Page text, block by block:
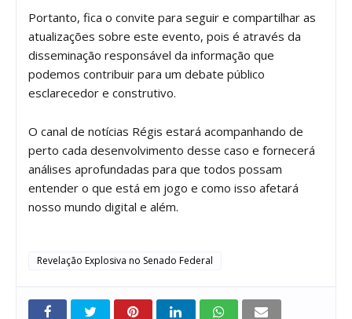
Portanto, fica o convite para seguir e compartilhar as
atualizações sobre este evento, pois é através da
disseminação responsável da informação que
podemos contribuir para um debate público
esclarecedor e construtivo.
O canal de notícias Régis estará acompanhando de
perto cada desenvolvimento desse caso e fornecerá
análises aprofundadas para que todos possam
entender o que está em jogo e como isso afetará
nosso mundo digital e além.
Revelação Explosiva no Senado Federal